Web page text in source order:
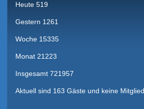
Heute 519
Gestern 1261
Woche 15335
Monat 21223
Insgesamt 721957
Aktuell sind 163 Gäste und keine